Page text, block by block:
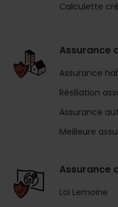
Calculette
Assurance
Assurance
Résiliation
Assurance
Meilleure
Assurance
Loi Lemoine